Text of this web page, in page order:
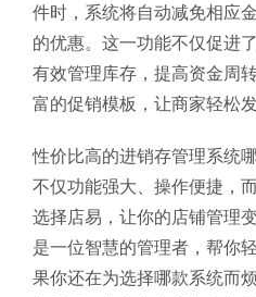
件时，系统将自动减免相应
的优惠。这一功能不仅促进
有效管理库存，提高资金周
富的促销模板，让商家轻松
性价比高的进销存管理系统
不仅功能强大、操作便捷，
选择店易，让你的店铺管理
是一位智慧的管理者，帮你
果你还在为选择哪款系统而